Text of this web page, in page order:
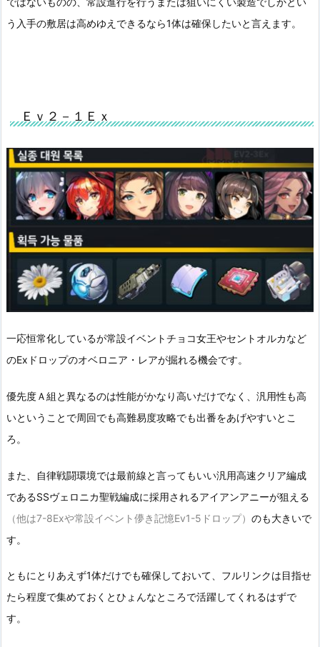
う入手の敷居は高めゆえできるなら1体は確保したいと言えます。
Ｅｖ２－１Ｅｘ
一応恒常化しているが常設イベントチョコ女王やセントオルカなど
のExドロップのオベロニア・レアが掘れる機会です。
優先度Ａ組と異なるのは性能がかなり高いだけでなく、汎用性も高
いということで周回でも高難易度攻略でも出番をあげやすいとこ
ろ。
また、自律戦闘環境では最前線と言ってもいい汎用高速クリア編成
であるSSヴェロニカ聖戦編成に採用されるアイアンアニーが狙える
（他は7-8Exや常設イベント儚き記憶Ev1-5ドロップ） のも大きいで
す。
ともにとりあえず1体だけでも確保しておいて、フルリンクは目指せ
たら程度で集めておくとひょんなところで活躍してくれるはずで
す。